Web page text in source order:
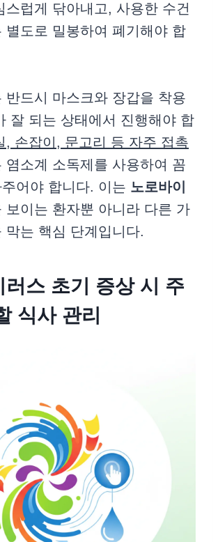
스럽게 닦아내고, 사용한 수건
별도로 밀봉하여 폐기해야 합
반드시 마스크와 장갑을 착용
잘 되는 상태에서 진행해야 합
, 손잡이, 문고리 등 자주 접촉
염소계 소독제를 사용하여 꼼
어야 합니다. 이는 노로바이
보이는 환자뿐 아니라 다른 가
막는 핵심 단계입니다.
러스 초기 증상 시 주
식사 관리